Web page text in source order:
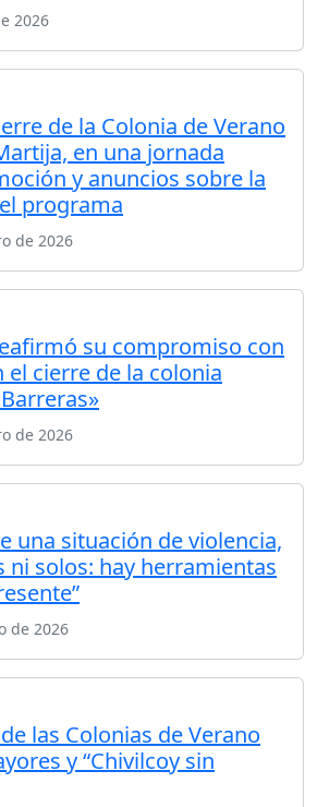
2026
de la Colonia de Verano
en una jornada
y anuncios sobre la
programa
de 2026
su compromiso con
el cierre de la colonia
de 2026
una situación de violencia,
ni solos: hay herramientas
de 2026
las Colonias de Verano
y “Chivilcoy sin